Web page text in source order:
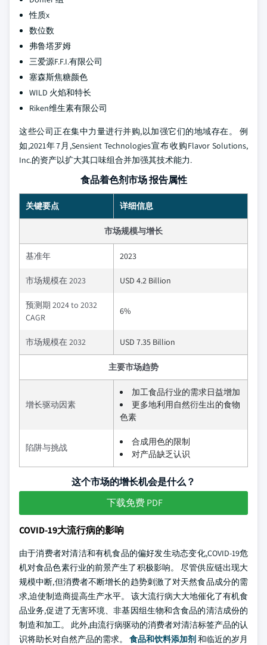
性质x
数位数
弗鲁塔罗姆
三爱源F.F.I.有限公司
塞森斯焦糖颜色
WILD 火焰和特长
Riken维生素有限公司
这些公司正在集中力量进行并购,以加强它们的地域存在。 例
如,2021年7月,Sensient Technologies宣布收购Flavor Solutions,
Inc.的资产以扩大其口味组合并加强其技术能力.
食品着色剂市场 报告属性
关键要点 详细信息
市场规模与增长
基准年 2023
市场规模在 2023 USD 4.2 Billion
预测期 2024 to 2032
CAGR
6%
市场规模在 2032 USD 7.35 Billion
主要市场趋势
增长驱动因素
加工食品行业的需求日益增加
更多地利用自然衍生出的食物
色素
陷阱与挑战
合成用色的限制
对产品缺乏认识
这个市场的增长机会是什么？
下载免费 PDF
COVID-19大流行病的影响
由于消费者对清洁和有机食品的偏好发生动态变化,COVID-19危
机对食品色素行业的前景产生了积极影响。 尽管供应链出现大
规模中断,但消费者不断增长的趋势刺激了对天然食品成分的需
求,迫使制造商提高生产水平。 该大流行病大大地催化了有机食
品业务,促进了无害环境、非基因组生物和含食品的清洁成份的
制造和加工。 此外,由流行病驱动的消费者对清洁标签产品的认
识将助长对自然产品的需求。 食品和饮料添加剂和临近的岁月